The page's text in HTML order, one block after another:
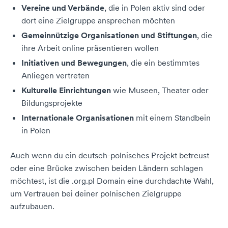
Vereine und Verbände, die in Polen aktiv sind oder
dort eine Zielgruppe ansprechen möchten
Gemeinnützige Organisationen und Stiftungen, die
ihre Arbeit online präsentieren wollen
Initiativen und Bewegungen, die ein bestimmtes
Anliegen vertreten
Kulturelle Einrichtungen wie Museen, Theater oder
Bildungsprojekte
Internationale Organisationen mit einem Standbein
in Polen
Auch wenn du ein deutsch-polnisches Projekt betreust
oder eine Brücke zwischen beiden Ländern schlagen
möchtest, ist die .org.pl Domain eine durchdachte Wahl,
um Vertrauen bei deiner polnischen Zielgruppe
aufzubauen.